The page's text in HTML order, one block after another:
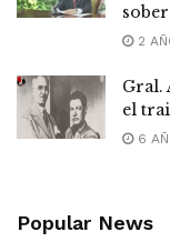
2
Gral.
el
6
Popular News